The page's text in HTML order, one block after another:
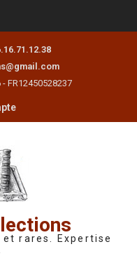
- FR12450528237
rares. Expertise